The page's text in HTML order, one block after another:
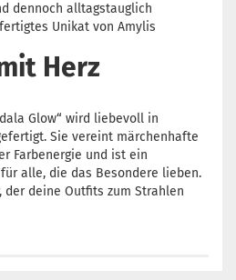
dennoch alltagstauglich
Unikat von Amylis
Herz
Glow“ wird liebevoll in
Sie vereint märchenhafte
Farbenergie und ist ein
alle, die das Besondere lieben.
der deine Outfits zum Strahlen